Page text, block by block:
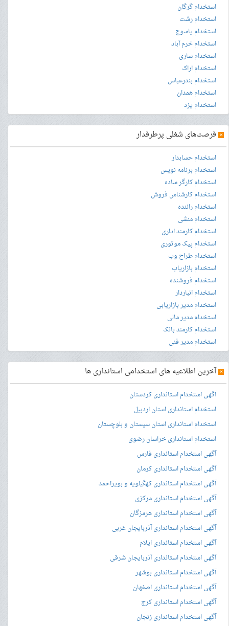
استخدام گرگان
استخدام رشت
استخدام یاسوج
استخدام خرم آباد
استخدام ساری
استخدام اراک
استخدام بندرعباس
استخدام همدان
استخدام یزد
» فرصت‌های شغلی پرطرفدار
استخدام حسابدار
استخدام برنامه نویس
استخدام کارگر ساده
استخدام کارشناس فروش
استخدام راننده
استخدام منشی
استخدام کارمند اداری
استخدام پیک موتوری
استخدام طراح وب
استخدام بازاریاب
استخدام فروشنده
استخدام انباردار
استخدام مدیر بازاریابی
استخدام مدیر مالی
استخدام کارمند بانک
استخدام مدیر فنی
»آخرین اطلاعیه های استخدامی استانداری ها
آگهی استخدام استانداری کردستان
استخدام استانداری استان اردبیل
استخدام استانداری استان سیستان و بلوچستان
استخدام استانداری خراسان رضوی
آگهی استخدام استانداری فارس
آگهی استخدام استانداری کرمان
آگهی استخدام استانداری کهگیلویه و بویراحمد
آگهی استخدام استانداری مرکزی
آگهی استخدام استانداری هرمزگان
آگهی استخدام استانداری آذربایجان غربی
آگهی استخدام استانداری ایلام
آگهی استخدام استانداری آذربایجان شرقی
آگهی استخدام استانداری بوشهر
آگهی استخدام استانداری اصفهان
آگهی استخدام استانداری کرج
آگهی استخدام استانداری زنجان